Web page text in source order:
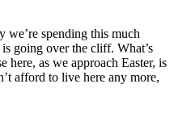
we’re spending this much
going over the cliff. What’s
here, as we approach Easter, is
afford to live here any more,